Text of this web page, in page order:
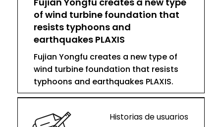
of wind turbine foundation that
resists typhoons and
earthquakes PLAXIS
Fujian Yongfu creates a new type of
wind turbine foundation that resists
typhoons and earthquakes PLAXIS.
Historias de usuarios